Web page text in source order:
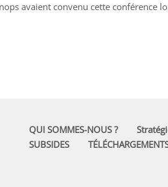
avaient convenu cette conférence
QUI SOMMES-NOUS ?
SUBSIDES